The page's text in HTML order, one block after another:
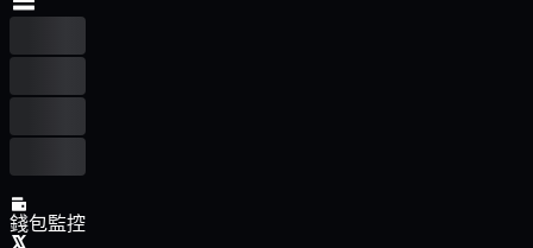
錢包監控